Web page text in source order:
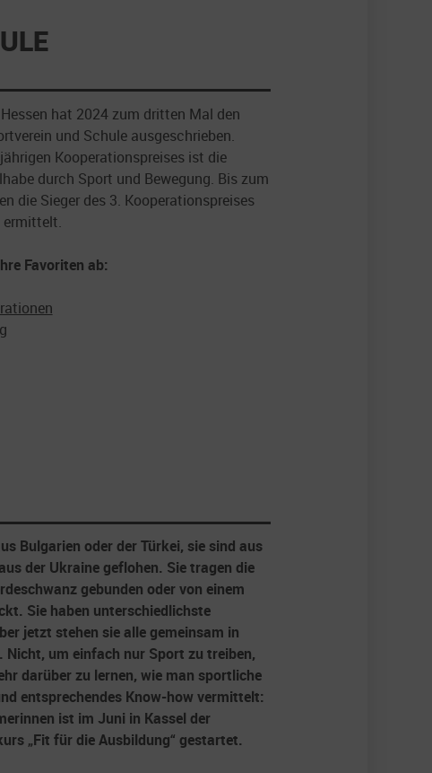
hat 2024 zum dritten Mal den
und Schule ausgeschrieben.
Kooperationspreises ist die
durch Sport und Bewegung. Bis zum
die Sieger des 3. Kooperationspreises
ermittelt.
Favoriten ab:
Bulgarien oder der Türkei, sie sind aus
der Ukraine geflohen. Sie tragen die
gebunden oder von einem
Sie haben unterschiedlichste
jetzt stehen sie alle gemeinsam in
Nicht, um einfach nur Sport zu treiben,
darüber zu lernen, wie man sportliche
entsprechendes Know-how vermittelt:
ist im Juni in Kassel der
„Fit für die Ausbildung“ gestartet.